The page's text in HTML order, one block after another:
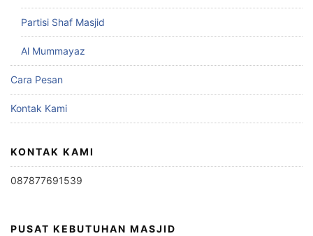
Partisi Shaf Masjid
Al Mummayaz
Cara Pesan
Kontak Kami
KONTAK KAMI
087877691539
PUSAT KEBUTUHAN MASJID